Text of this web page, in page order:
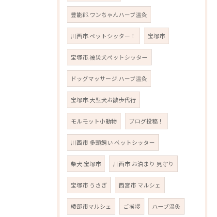
豊能郡.ワンちゃんハーブ温灸
川西市.ペットシッター！ 宝塚市
宝塚市.被災犬ペットシッター
ドッグマッサージ.ハーブ温灸
宝塚市.大型犬お散歩代行
モルモット小動物 ブログ投稿！
川西市 多頭飼い ペットシッター
柴犬.宝塚市 川西市 お泊まり 見守り
宝塚市 うさぎ 西宮市 マルシェ
綾部市マルシェ ご挨拶 ハーブ温灸